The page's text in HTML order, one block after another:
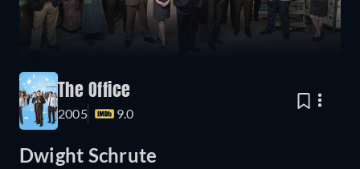
The Office
2005 9.0
Dwight Schrute